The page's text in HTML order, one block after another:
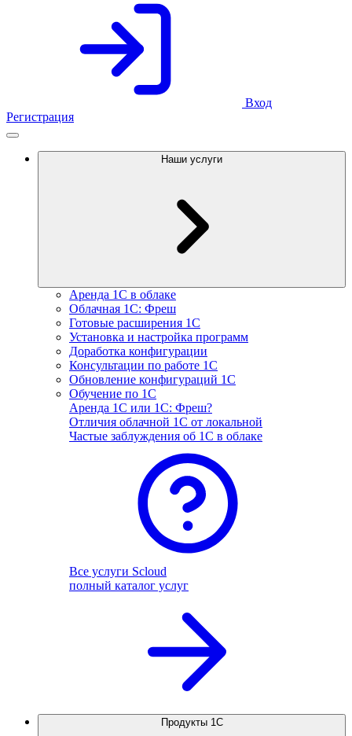
Вход
Регистрация
Наши услуги
Аренда 1С в облаке
Облачная 1С: Фреш
Готовые расширения 1С
Установка и настройка программ
Доработка конфигурации
Консультации по работе 1С
Обновление конфигураций 1С
Обучение по 1С
Аренда 1С или 1С: Фреш?
Отличия облачной 1С от локальной
Частые заблуждения об 1С в облаке
Все услуги Scloud
полный каталог услуг
Продукты 1С